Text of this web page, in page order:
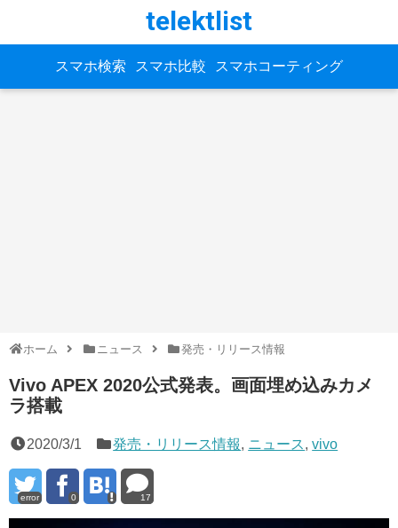
telektlist
スマホ検索 スマホ比較 スマホコーティング
ホーム ニュース 発売・リリース情報
Vivo APEX 2020公式発表。画面埋め込みカメ
ラ搭載
2020/3/1 発売・リリース情報, ニュース,vivo
error 0 17